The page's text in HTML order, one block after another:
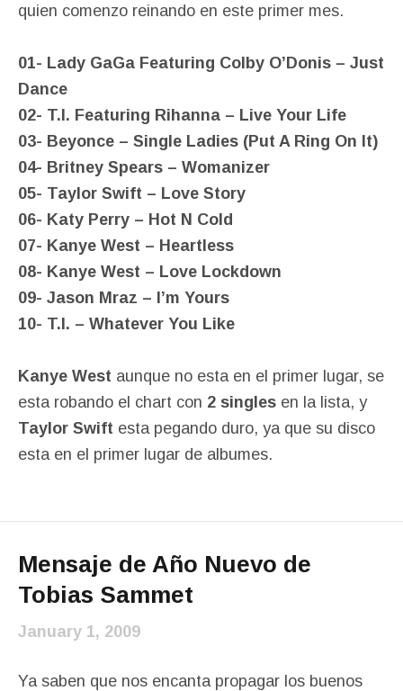
quien comenzo reinando en este primer mes.
01- Lady GaGa Featuring Colby O’Donis – Just
Dance
02- T.I. Featuring Rihanna – Live Your Life
03- Beyonce – Single Ladies (Put A Ring On It)
04- Britney Spears – Womanizer
05- Taylor Swift – Love Story
06- Katy Perry – Hot N Cold
07- Kanye West – Heartless
08- Kanye West – Love Lockdown
09- Jason Mraz – I’m Yours
10- T.I. – Whatever You Like
Kanye West aunque no esta en el primer lugar, se
esta robando el chart con 2 singles en la lista, y
Taylor Swift esta pegando duro, ya que su disco
esta en el primer lugar de albumes.
Mensaje de Año Nuevo de
Tobias Sammet
January 1, 2009
Ya saben que nos encanta propagar los buenos